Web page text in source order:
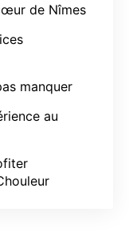
de Nîmes
manquer
au